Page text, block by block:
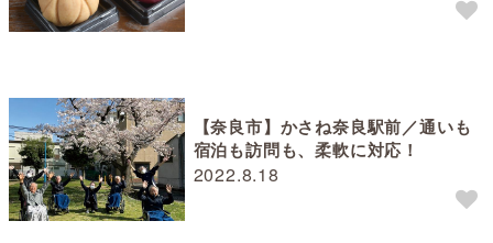
2022.8.18
【奈良市】かさね奈良駅前／通いも
宿泊も訪問も、柔軟に対応！